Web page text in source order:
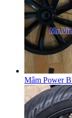
Mâm Power